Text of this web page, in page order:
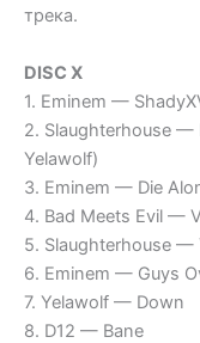
трека.
DISC X
1. Eminem —
2. Slaughterhouse —
Yelawolf)
3. Eminem — Die
4. Bad Meets Evil —
5. Slaughterhouse —
6. Eminem — Guys
7. Yelawolf — Down
8. D12 — Bane